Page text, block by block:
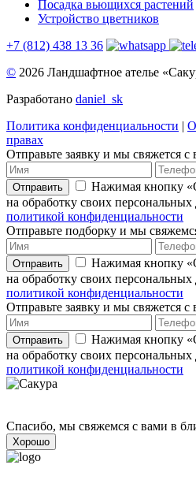
Посадка вьющихся растений
Устройство цветников
+7 (812) 438 13 36
© 2026 Ландшафтное ателье
Разработано daniel_sk
Политика конфиденциальности |
правах
Отправьте заявку и мы свяжется с
Отправить
Нажимая кнопку
на обработку своих
политикой конфиденциальности
Отправьте подборку и мы
Отправить
Нажимая кнопку
на обработку своих
политикой конфиденциальности
Отправьте заявку и мы свяжется с
Отправить
Нажимая кнопку
на обработку своих
политикой конфиденциальности
Спасибо, мы свяжемся с вами в
Хорошо